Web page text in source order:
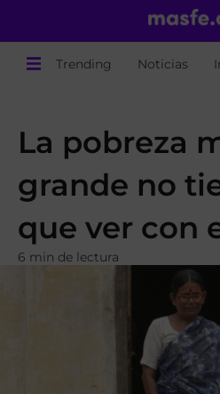
Trending Noticias
La pobreza
grande no
que ver con
6 min de lectura